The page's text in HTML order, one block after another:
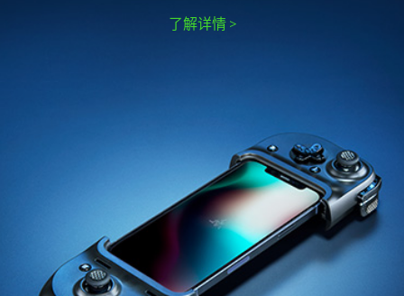
了解详情